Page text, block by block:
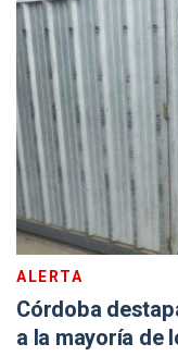
ALERTA
Córdoba
a la mayoría de